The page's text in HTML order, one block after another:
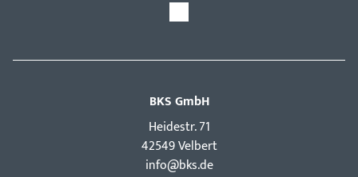
BKS GmbH
Hei­destr. 71
42549 Velbert
info@bks.de